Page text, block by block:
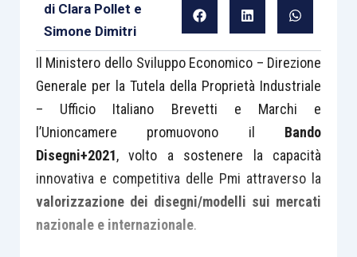
di Clara Pollet e
Simone Dimitri
Il Ministero dello Sviluppo Economico – Direzione
Generale per la Tutela della Proprietà Industriale
– Ufficio Italiano Brevetti e Marchi e
l’Unioncamere promuovono il Bando
Disegni+2021, volto a sostenere la capacità
innovativa e competitiva delle Pmi attraverso la
valorizzazione dei disegni/modelli sui mercati
nazionale e internazionale.